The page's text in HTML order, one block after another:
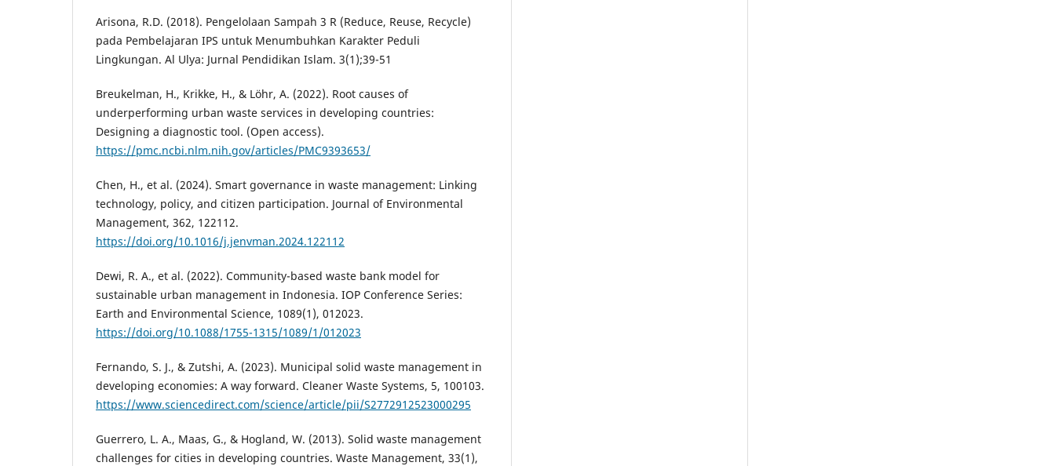
Arisona, R.D. (2018). Pengelolaan Sampah 3 R (Reduce, Reuse, Recycle)
pada Pembelajaran IPS untuk Menumbuhkan Karakter Peduli
Lingkungan. Al Ulya: Jurnal Pendidikan Islam. 3(1);39-51
Breukelman, H., Krikke, H., & Löhr, A. (2022). Root causes of
underperforming urban waste services in developing countries:
Designing a diagnostic tool. (Open access).
https://pmc.ncbi.nlm.nih.gov/articles/PMC9393653/
Chen, H., et al. (2024). Smart governance in waste management: Linking
technology, policy, and citizen participation. Journal of Environmental
Management, 362, 122112.
https://doi.org/10.1016/j.jenvman.2024.122112
Dewi, R. A., et al. (2022). Community-based waste bank model for
sustainable urban management in Indonesia. IOP Conference Series:
Earth and Environmental Science, 1089(1), 012023.
https://doi.org/10.1088/1755-1315/1089/1/012023
Fernando, S. J., & Zutshi, A. (2023). Municipal solid waste management in
developing economies: A way forward. Cleaner Waste Systems, 5, 100103.
https://www.sciencedirect.com/science/article/pii/S2772912523000295
Guerrero, L. A., Maas, G., & Hogland, W. (2013). Solid waste management
challenges for cities in developing countries. Waste Management, 33(1),